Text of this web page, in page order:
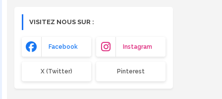
VISITEZ NOUS SUR :
Facebook Instagram
X (Twitter) Pinterest